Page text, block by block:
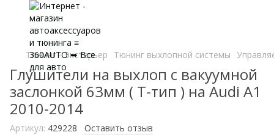
Тюнинг - Экстерьер Тюнинг выхлопной системы
Глушители на выхлоп с вакуумной
заслонкой 63мм ( Т-тип ) на Audi A1
2010-2014
Артикул: 429228 Оставить отзыв